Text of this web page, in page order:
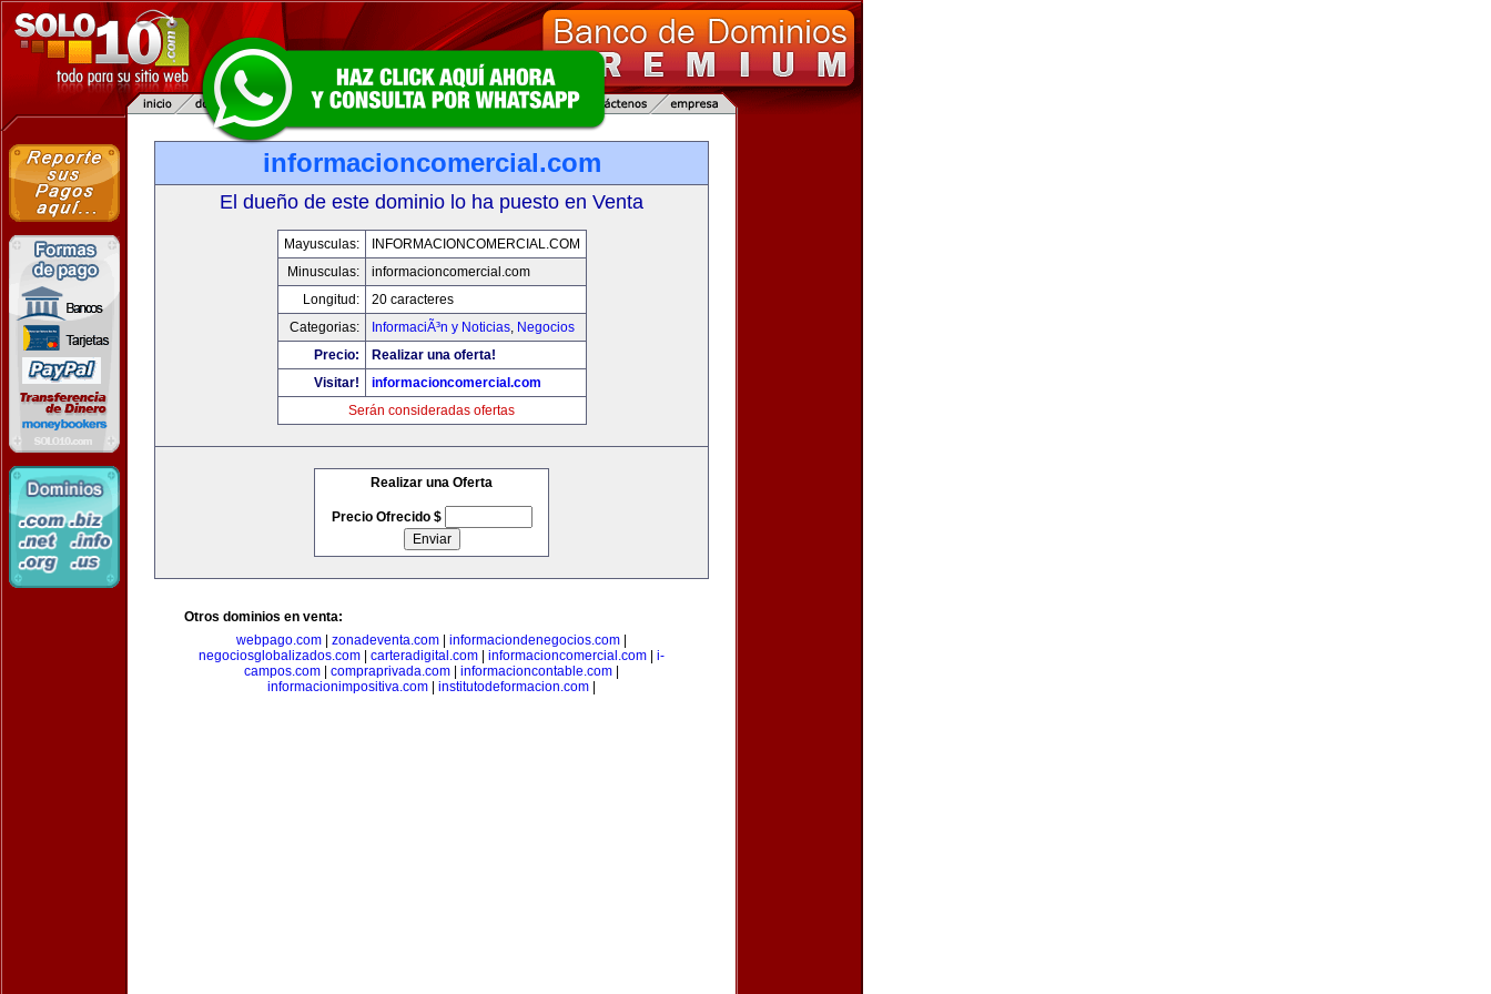
informacioncomercial.com
El dueño de este dominio lo ha puesto en Venta
Mayusculas:
INFORMACIONCOMERCIAL.COM
Minusculas:
informacioncomercial.com
Longitud:
20 caracteres
Categorias:
InformaciÃ³n y Noticias, Negocios
Precio:
Realizar una oferta!
Visitar!
informacioncomercial.com
Serán consideradas ofertas
Realizar una Oferta
Precio Ofrecido $
Otros dominios en venta:
webpago.com
zonadeventa.com informaciondenegocios.com
negociosglobalizados.com
carteradigital.com informacioncomercial.com
i-
campos.com
compraprivada.com informacioncontable.com
informacionimpositiva.com
institutodeformacion.com